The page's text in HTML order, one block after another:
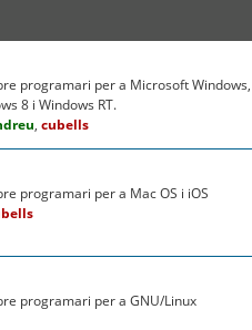
programari per a Microsoft Windows,
8 i Windows RT.
,cubells
programari per a Mac OS i iOS
programari per a GNU/Linux